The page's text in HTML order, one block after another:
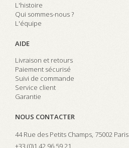
L'histoire
Qui sommes-nous ?
L'équipe
AIDE
Livraison et retours
Paiement sécurisé
Suivi de commande
Service client
Garantie
NOUS CONTACTER
44 Rue des Petits Champs, 75002 Paris
+33 (0)1 42 96 59 21